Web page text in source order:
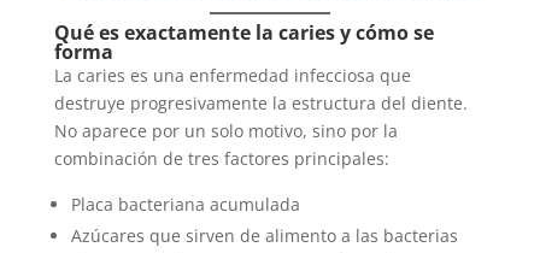
Qué es exactamente la caries y cómo se
forma
La caries es una enfermedad infecciosa que
destruye progresivamente la estructura del diente.
No aparece por un solo motivo, sino por la
combinación de tres factores principales:
Placa bacteriana acumulada
Azúcares que sirven de alimento a las bacterias